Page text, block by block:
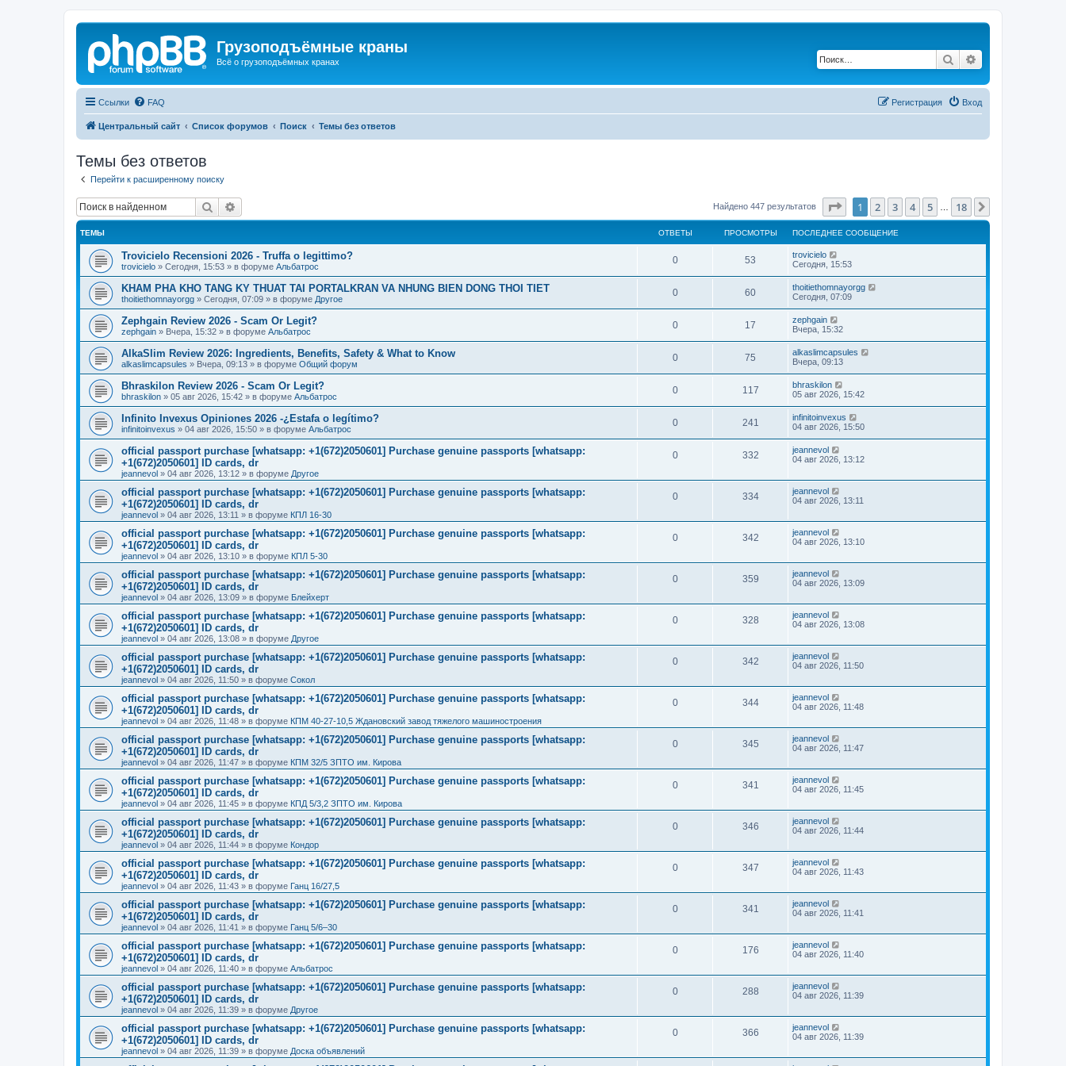
Грузоподъёмные краны
Всё о грузоподъёмных кранах Поиск
Ссылки FAQ Вход
Регистрация
Центральный сайт Список форумов Поиск Темы без ответов
Темы без ответов
Перейти к расширенному поиску
Поиск Найдено 447 результатов Страница1 из 18
1 2 3 4 5 18
ТЕМЫ ОТВЕТЫ ПРОСМОТРЫ ПОСЛЕДНЕЕ СООБЩЕНИЕ
Trovicielo Recensioni 2026 - Truffa o legittimo?
trovicielo » Сегодня, 15:53 » в форуме Альбатрос
0 53
trovicielo
Сегодня, 15:53
KHAM PHA KHO TANG KY THUAT TAI PORTALKRAN VA NHUNG BIEN DONG THOI TIET
thoitiethomnayorgg » Сегодня, 07:09 » в форуме Другое
0 60
thoitiethomnayorgg
Сегодня, 07:09
Zephgain Review 2026 - Scam Or Legit?
zephgain » Вчера, 15:32 » в форуме Альбатрос
0 17
zephgain
Вчера, 15:32
AlkaSlim Review 2026: Ingredients, Benefits, Safety & What to Know
alkaslimcapsules » Вчера, 09:13 » в форуме Общий форум
0 75
alkaslimcapsules
Вчера, 09:13
Bhraskilon Review 2026 - Scam Or Legit?
bhraskilon » 05 авг 2026, 15:42 » в форуме Альбатрос
0 117
bhraskilon
05 авг 2026, 15:42
Infinito Invexus Opiniones 2026 -¿Estafa o legítimo?
infinitoinvexus » 04 авг 2026, 15:50 » в форуме Альбатрос
0 241
infinitoinvexus
04 авг 2026, 15:50
official passport purchase [whatsapp: +1(672)2050601] Purchase genuine passports [whatsapp:
+1(672)2050601] ID cards, dr
jeannevol » 04 авг 2026, 13:12 » в форуме Другое
0 332
jeannevol
04 авг 2026, 13:12
official passport purchase [whatsapp: +1(672)2050601] Purchase genuine passports [whatsapp:
+1(672)2050601] ID cards, dr
jeannevol » 04 авг 2026, 13:11 » в форуме КПЛ 16-30
0 334
jeannevol
04 авг 2026, 13:11
official passport purchase [whatsapp: +1(672)2050601] Purchase genuine passports [whatsapp:
+1(672)2050601] ID cards, dr
jeannevol » 04 авг 2026, 13:10 » в форуме КПЛ 5-30
0 342
jeannevol
04 авг 2026, 13:10
official passport purchase [whatsapp: +1(672)2050601] Purchase genuine passports [whatsapp:
+1(672)2050601] ID cards, dr
jeannevol » 04 авг 2026, 13:09 » в форуме Блейхерт
0 359
jeannevol
04 авг 2026, 13:09
official passport purchase [whatsapp: +1(672)2050601] Purchase genuine passports [whatsapp:
+1(672)2050601] ID cards, dr
jeannevol » 04 авг 2026, 13:08 » в форуме Другое
0 328
jeannevol
04 авг 2026, 13:08
official passport purchase [whatsapp: +1(672)2050601] Purchase genuine passports [whatsapp:
+1(672)2050601] ID cards, dr
jeannevol » 04 авг 2026, 11:50 » в форуме Сокол
0 342
jeannevol
04 авг 2026, 11:50
official passport purchase [whatsapp: +1(672)2050601] Purchase genuine passports [whatsapp:
+1(672)2050601] ID cards, dr
jeannevol » 04 авг 2026, 11:48 » в форуме КПМ 40-27-10,5 Ждановский завод тяжелого машиностроения
0 344
jeannevol
04 авг 2026, 11:48
official passport purchase [whatsapp: +1(672)2050601] Purchase genuine passports [whatsapp:
+1(672)2050601] ID cards, dr
jeannevol » 04 авг 2026, 11:47 » в форуме КПМ 32/5 ЗПТО им. Кирова
0 345
jeannevol
04 авг 2026, 11:47
official passport purchase [whatsapp: +1(672)2050601] Purchase genuine passports [whatsapp:
+1(672)2050601] ID cards, dr
jeannevol » 04 авг 2026, 11:45 » в форуме КПД 5/3,2 ЗПТО им. Кирова
0 341
jeannevol
04 авг 2026, 11:45
official passport purchase [whatsapp: +1(672)2050601] Purchase genuine passports [whatsapp:
+1(672)2050601] ID cards, dr
jeannevol » 04 авг 2026, 11:44 » в форуме Кондор
0 346
jeannevol
04 авг 2026, 11:44
official passport purchase [whatsapp: +1(672)2050601] Purchase genuine passports [whatsapp:
+1(672)2050601] ID cards, dr
jeannevol » 04 авг 2026, 11:43 » в форуме Ганц 16/27,5
0 347
jeannevol
04 авг 2026, 11:43
official passport purchase [whatsapp: +1(672)2050601] Purchase genuine passports [whatsapp:
+1(672)2050601] ID cards, dr
jeannevol » 04 авг 2026, 11:41 » в форуме Ганц 5/6–30
0 341
jeannevol
04 авг 2026, 11:41
official passport purchase [whatsapp: +1(672)2050601] Purchase genuine passports [whatsapp:
+1(672)2050601] ID cards, dr
jeannevol » 04 авг 2026, 11:40 » в форуме Альбатрос
0 176
jeannevol
04 авг 2026, 11:40
official passport purchase [whatsapp: +1(672)2050601] Purchase genuine passports [whatsapp:
+1(672)2050601] ID cards, dr
jeannevol » 04 авг 2026, 11:39 » в форуме Другое
0 288
jeannevol
04 авг 2026, 11:39
official passport purchase [whatsapp: +1(672)2050601] Purchase genuine passports [whatsapp:
+1(672)2050601] ID cards, dr
jeannevol » 04 авг 2026, 11:39 » в форуме Доска объявлений
0 366
jeannevol
04 авг 2026, 11:39